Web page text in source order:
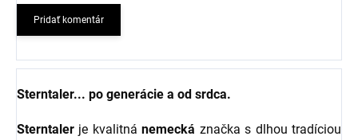
Pridať komentár
Sterntaler... po generácie a od srdca.
Sterntaler je kvalitnánemecká značka s dlhou tradíciou